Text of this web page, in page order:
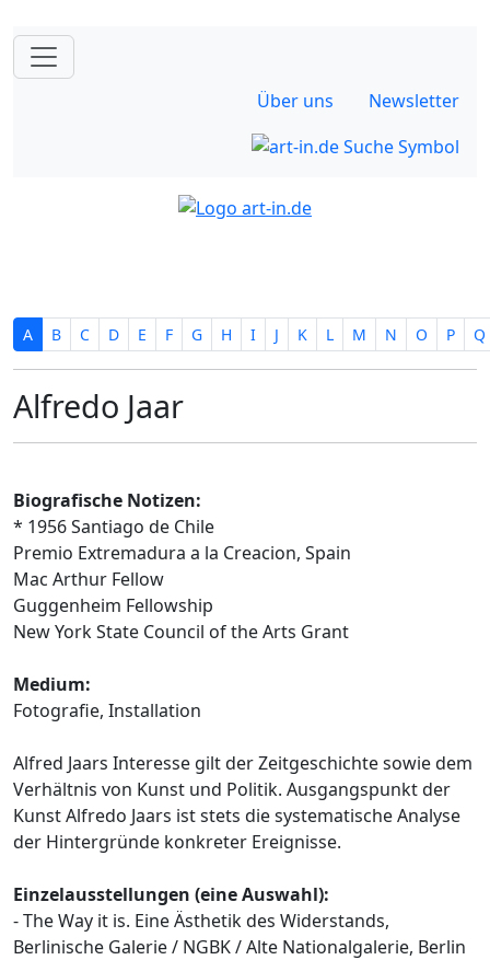
Über uns Newsletter
A B C D E F G H I J K L M N O P Q
Alfredo Jaar
Biografische Notizen:
* 1956 Santiago de Chile
Premio Extremadura a la Creacion, Spain
Mac Arthur Fellow
Guggenheim Fellowship
New York State Council of the Arts Grant
Medium:
Fotografie, Installation
Alfred Jaars Interesse gilt der Zeitgeschichte sowie dem
Verhältnis von Kunst und Politik. Ausgangspunkt der
Kunst Alfredo Jaars ist stets die systematische Analyse
der Hintergründe konkreter Ereignisse.
Einzelausstellungen (eine Auswahl):
- The Way it is. Eine Ästhetik des Widerstands,
Berlinische Galerie / NGBK / Alte Nationalgalerie, Berlin